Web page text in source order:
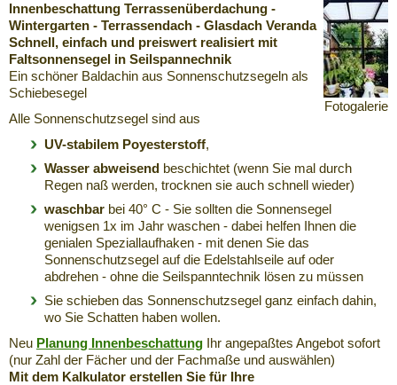
Fotogalerie
Innenbeschattung Terrassenüberdachung -
Wintergarten - Terrassendach - Glasdach Veranda
Schnell, einfach und preiswert realisiert mit
Faltsonnensegel in Seilspannechnik
Ein schöner Baldachin aus Sonnenschutzsegeln als
Schiebesegel
Alle Sonnenschutzsegel sind aus
UV-stabilem Poyesterstoff,
Wasser abweisend beschichtet (wenn Sie mal durch
Regen naß werden, trocknen sie auch schnell wieder)
waschbar bei 40° C - Sie sollten die Sonnensegel
wenigsen 1x im Jahr waschen - dabei helfen Ihnen die
genialen Speziallaufhaken - mit denen Sie das
Sonnenschutzsegel auf die Edelstahlseile auf oder
abdrehen - ohne die Seilspanntechnik lösen zu müssen
Sie schieben das Sonnenschutzsegel ganz einfach dahin,
wo Sie Schatten haben wollen.
Neu Planung Innenbeschattung Ihr angepaßtes Angebot sofort
(nur Zahl der Fächer und der Fachmaße und auswählen)
Mit dem Kalkulator erstellen Sie für Ihre